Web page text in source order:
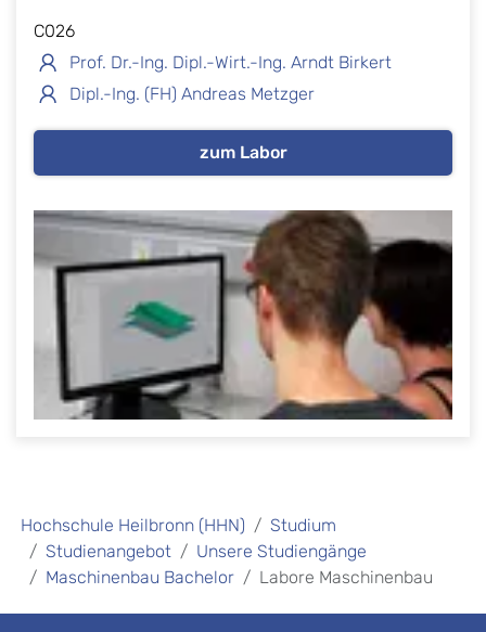
C026
Prof. Dr.-Ing. Dipl.-Wirt.-Ing. Arndt Birkert
Dipl.-Ing. (FH) Andreas Metzger
zum Labor
Hochschule Heilbronn (HHN)
Studium
Studienangebot
Unsere Studiengänge
Maschinenbau Bachelor
Labore Maschinenbau